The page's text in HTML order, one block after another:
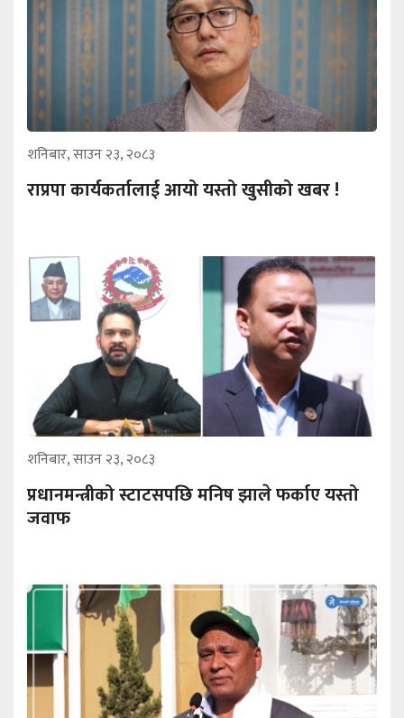
शनिबार, साउन २३, २०८३
राप्रपा कार्यकर्तालाई आयो यस्तो खुसीको खबर !
शनिबार, साउन २३, २०८३
प्रधानमन्त्रीको स्टाटसपछि मनिष झाले फर्काए यस्तो
जवाफ